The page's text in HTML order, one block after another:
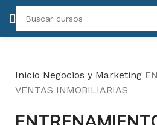
Inicio Negocios y Marketing
VENTAS INMOBILIARIAS